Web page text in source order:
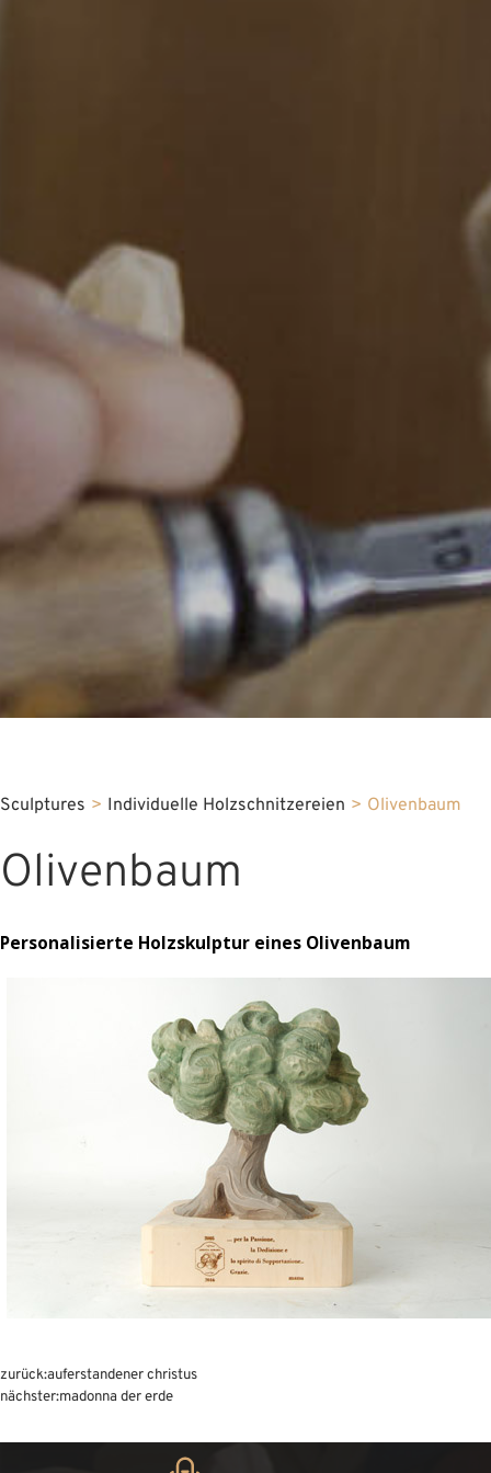
Sculptures > Individuelle Holzschnitzereien > Olivenbaum
Olivenbaum
Personalisierte Holzskulptur eines Olivenbaum
zurück:auferstandener christus
nächster:madonna der erde